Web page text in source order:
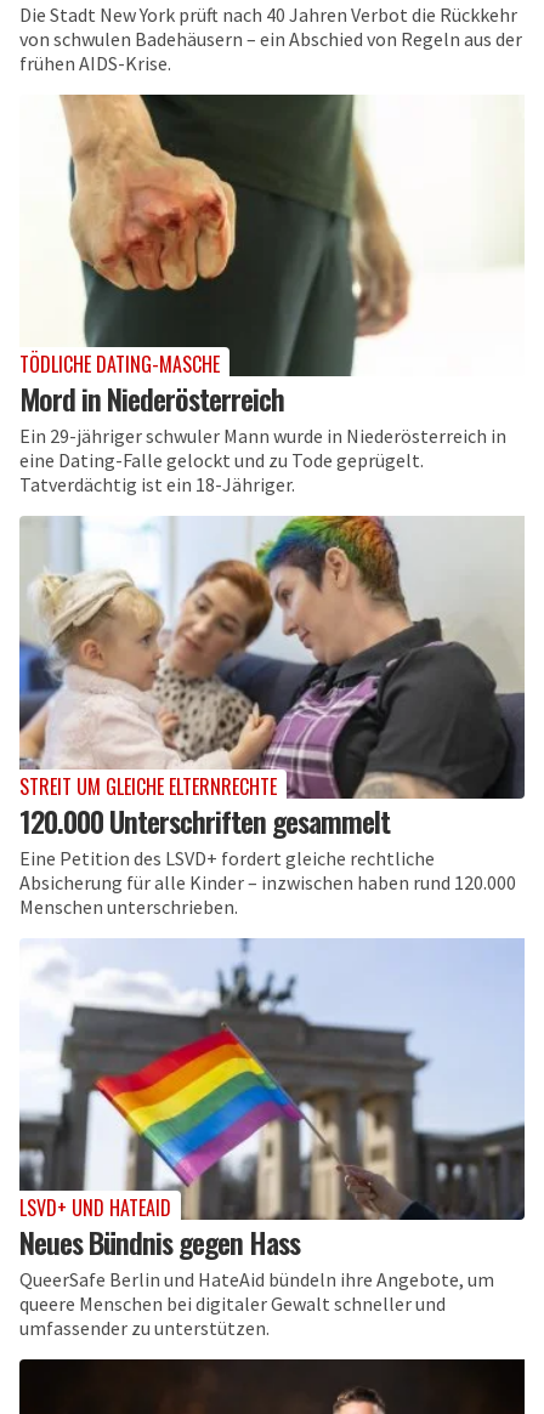
Die Stadt New York prüft nach 40 Jahren Verbot die Rückkehr
von schwulen Badehäusern – ein Abschied von Regeln aus der
frühen AIDS-Krise.
TÖDLICHE DATING-MASCHE
Mord in Niederösterreich
Ein 29-jähriger schwuler Mann wurde in Niederösterreich in
eine Dating-Falle gelockt und zu Tode geprügelt.
Tatverdächtig ist ein 18-Jähriger.
STREIT UM GLEICHE ELTERNRECHTE
120.000 Unterschriften gesammelt
Eine Petition des LSVD+ fordert gleiche rechtliche
Absicherung für alle Kinder – inzwischen haben rund 120.000
Menschen unterschrieben.
LSVD+ UND HATEAID
Neues Bündnis gegen Hass
QueerSafe Berlin und HateAid bündeln ihre Angebote, um
queere Menschen bei digitaler Gewalt schneller und
umfassender zu unterstützen.